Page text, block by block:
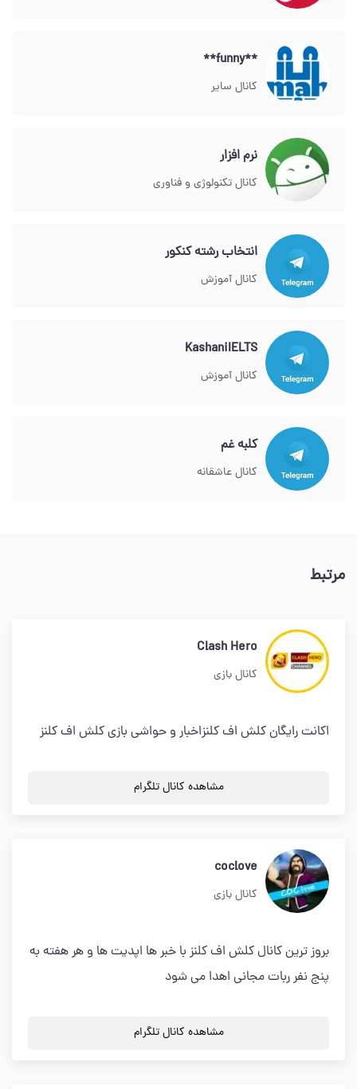
**funny**
کانال سایر
نرم افزار
کانال تکنولوژی و فناوری
انتخاب رشته کنکور
کانال آموزش
KashaniIELTS
کانال آموزش
کلبه غم
کانال عاشقانه
مرتبط
Clash Hero
کانال بازی
اکانت رایگان کلش اف کلنزاخبار و حواشی بازی کلش اف کلنز
مشاهده کانال تلگرام
coclove
کانال بازی
بروز ترین کانال کلش اف کلنز با خبر ها اپدیت ها و هر هفته به
پنج نفر ربات مجانی اهدا می شود
مشاهده کانال تلگرام